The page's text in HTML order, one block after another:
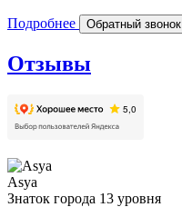
Подробнее Обратный звонок
Отзывы
Asya
Знаток города 13 уровня